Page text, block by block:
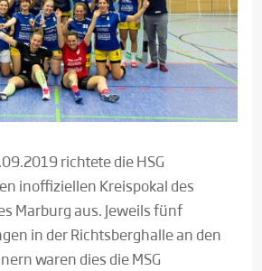
richtete die HSG
inoffiziellen Kreispokal des
Marburg aus. Jeweils fünf
in der Richtsberghalle an den
waren dies die MSG